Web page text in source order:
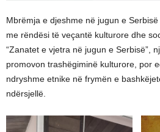
Mbrëmja e djeshme në jugun e
me rëndësi të veçantë kulturore dhe
“Zanatet e vjetra në jugun e Serbisë”,
promovon trashëgiminë kulturore, por
ndryshme etnike në frymën e
ndërsjellë.